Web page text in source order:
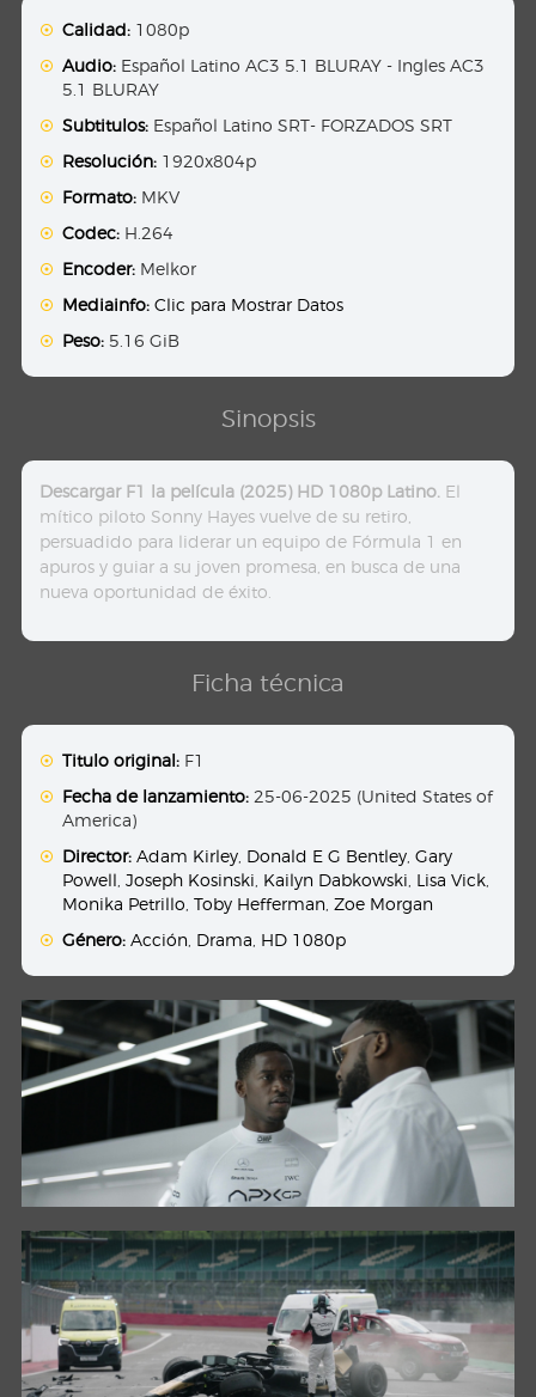
Calidad: 1080p
Audio: Español Latino AC3 5.1 BLURAY - Ingles AC3
5.1 BLURAY
Subtitulos: Español Latino SRT- FORZADOS SRT
Resolución: 1920x804p
Formato: MKV
Codec: H.264
Encoder: Melkor
Mediainfo: Clic para Mostrar Datos
Peso: 5.16 GiB
Sinopsis
Descargar F1 la película (2025) HD 1080p Latino. El
mítico piloto Sonny Hayes vuelve de su retiro,
persuadido para liderar un equipo de Fórmula 1 en
apuros y guiar a su joven promesa, en busca de una
nueva oportunidad de éxito.
Ficha técnica
Titulo original: F1
Fecha de lanzamiento: 25-06-2025 (United States of
America)
Director: Adam Kirley Donald E G Bentley ,Gary
Powell ,Joseph Kosinski Kailyn Dabkowski Lisa Vick
Monika Petrillo ,Toby Hefferman ,Zoe Morgan
Género: Acción Drama HD 1080p